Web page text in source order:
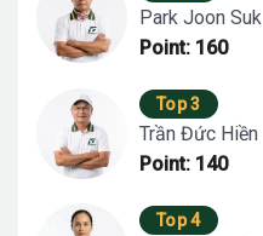
Park Joon Suk
Point: 160
Top 3
Trần Đức Hiền
Point: 140
Top 4